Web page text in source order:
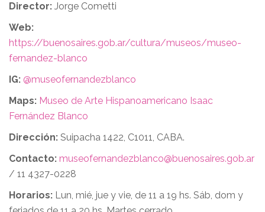
Director: Jorge Cometti
Web:
https://buenosaires.gob.ar/cultura/museos/museo-
fernandez-blanco
IG: @museofernandezblanco
Maps: Museo de Arte Hispanoamericano Isaac
Fernández Blanco
Dirección: Suipacha 1422, C1011, CABA.
Contacto: museofernandezblanco@buenosaires.gob.ar
/ 11 4327-0228
Horarios: Lun, mié, jue y vie, de 11 a 19 hs. Sáb, dom y